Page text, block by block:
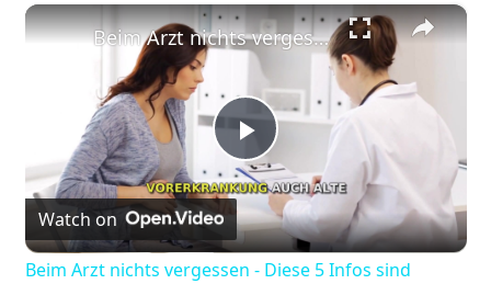
×
Play
Video
Beim Arzt nichts vergessen - Diese 5 Infos sind entscheidend!
Watch on
Beim Arzt nichts vergessen - Diese 5 Infos sind